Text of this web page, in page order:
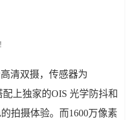
清双摄，传感器为
上独家的OIS 光学防抖和
拍摄体验。而1600万像素